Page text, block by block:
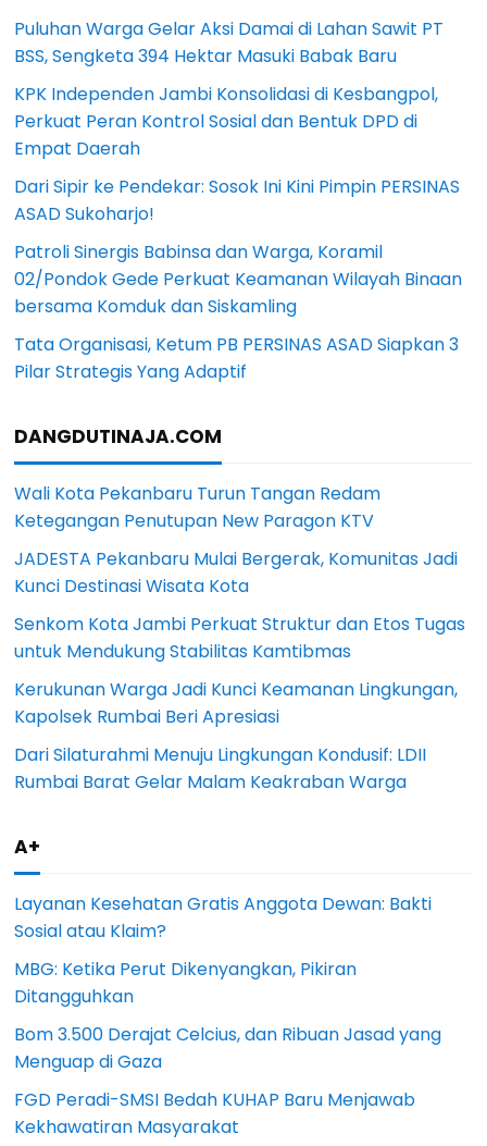
Puluhan Warga Gelar Aksi Damai di Lahan Sawit PT
BSS, Sengketa 394 Hektar Masuki Babak Baru
KPK Independen Jambi Konsolidasi di Kesbangpol,
Perkuat Peran Kontrol Sosial dan Bentuk DPD di
Empat Daerah
Dari Sipir ke Pendekar: Sosok Ini Kini Pimpin PERSINAS
ASAD Sukoharjo!
Patroli Sinergis Babinsa dan Warga, Koramil
02/Pondok Gede Perkuat Keamanan Wilayah Binaan
bersama Komduk dan Siskamling
Tata Organisasi, Ketum PB PERSINAS ASAD Siapkan 3
Pilar Strategis Yang Adaptif
DANGDUTINAJA.COM
Wali Kota Pekanbaru Turun Tangan Redam
Ketegangan Penutupan New Paragon KTV
JADESTA Pekanbaru Mulai Bergerak, Komunitas Jadi
Kunci Destinasi Wisata Kota
Senkom Kota Jambi Perkuat Struktur dan Etos Tugas
untuk Mendukung Stabilitas Kamtibmas
Kerukunan Warga Jadi Kunci Keamanan Lingkungan,
Kapolsek Rumbai Beri Apresiasi
Dari Silaturahmi Menuju Lingkungan Kondusif: LDII
Rumbai Barat Gelar Malam Keakraban Warga
A+
Layanan Kesehatan Gratis Anggota Dewan: Bakti
Sosial atau Klaim?
MBG: Ketika Perut Dikenyangkan, Pikiran
Ditangguhkan
Bom 3.500 Derajat Celcius, dan Ribuan Jasad yang
Menguap di Gaza
FGD Peradi-SMSI Bedah KUHAP Baru Menjawab
Kekhawatiran Masyarakat